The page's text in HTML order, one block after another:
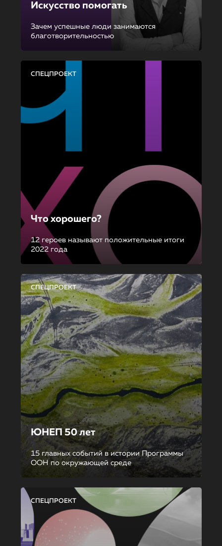
Искусство помогать
Зачем успешные люди занимаются
благотворительностью
СПЕЦПРОЕКТ
Что хорошего?
12 героев называют положительные итоги
2022 года
СПЕЦПРОЕКТ
ЮНЕП 50 лет
15 главных событий в истории Программы
ООН по окружающей среде
СПЕЦПРОЕКТ